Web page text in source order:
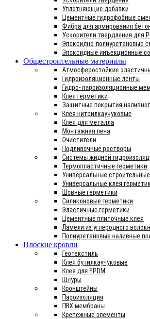
Уплотняющие добавки
Цементные гидрофобные
Фибра для армирования
Ускорители твердления для
Эпоксидно-полиуретановые
Эпоксидные инъекционные
Общестроительные материалы
Атмосферостойкие
Гидроизоляционные ленты
Гидро- пароизоляционные
Клея герметики
Защитные покрытия
Клея нитрилкаучуковые
Клея для металла
Монтажная пена
Очистители
Подливочные растворы
Системы жидной
Термопластичные герметики
Универсальные
Универсальные клея
Шовные герметики
Силиконовые герметики
Эластичные герметики
Цементные плиточные клея
Ламели из углеродного
Полиуретановые наливные
Плоские кровли
Геотекстиль
Клея бутилкаучуковые
Клея для EPDM
Шнуры
Кронштейны
Пароизоляция
ПВХ мембраны
Крепежные элементы